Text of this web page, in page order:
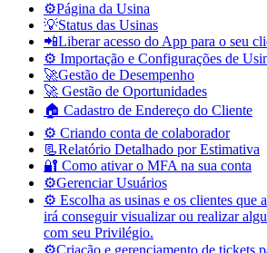
⚙️Página da Usina
💡Status das Usinas
📲Liberar acesso do App para o seu
⚙️ Importação e Configurações de
🚀Gestão de Desempenho
🚀 Gestão de Oportunidades
🏠 Cadastro de Endereço do Cliente
⚙️ Criando conta de colaborador
📃Relatório Detalhado por Estimativa
🔐 Como ativar o MFA na sua conta
⚙️Gerenciar Usuários
⚙️ Escolha as usinas e os clientes que
irá conseguir visualizar ou realizar
com seu Privilégio.
⚙️Criação e gerenciamento de tickets